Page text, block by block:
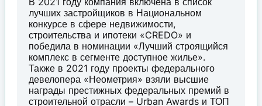
лучших застройщиков в Национальном
конкурсе в сфере недвижимости,
строительства и ипотеки «CREDO» и
победила в номинации «Лучший строящийся
комплекс в сегменте доступное жилье».
Также в 2021 году проекты федерального
девелопера «Неометрия» взяли высшие
награды престижных федеральных премий в
строительной отрасли – Urban Awards и ТОП